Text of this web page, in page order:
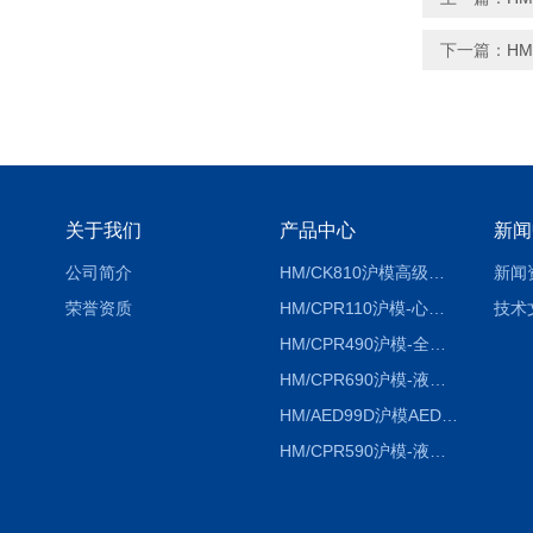
下一篇：
关于我们
公司简介
荣誉资质
产品中心
HM/CPR110沪模-心肺复苏模拟人胸外按压急救教学模型
HM/AED99D沪模AED99D自动体外除颤训练仪
新
新闻
技术